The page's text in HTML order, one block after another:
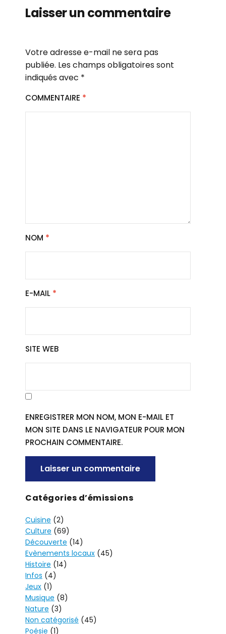
Laisser un commentaire
Votre adresse e-mail ne sera pas
publiée. Les champs obligatoires sont
indiqués avec *
COMMENTAIRE *
NOM *
E-MAIL *
SITE WEB
ENREGISTRER MON NOM, MON E-MAIL ET
MON SITE DANS LE NAVIGATEUR POUR MON
PROCHAIN COMMENTAIRE.
A
T
E
R
N
A
T
I
V
E
Catégories d’émissions
Cuisine (2)
Culture (69)
Découverte (14)
Evènements locaux (45)
Histoire (14)
Infos (4)
Jeux (1)
Musique (8)
Nature (3)
Non catégorisé (45)
Poésie (1)